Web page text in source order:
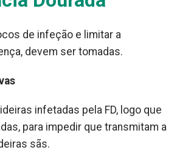
de infeção e limitar a
devem ser tomadas.
infetadas pela FD, logo que
para impedir que transmitam a
sãs.